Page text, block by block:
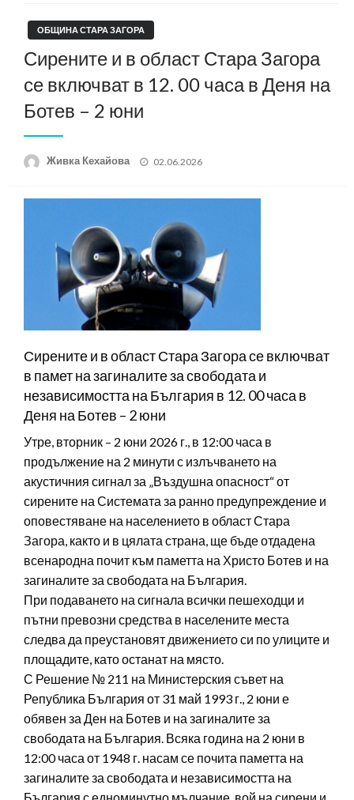
ОБЩИНА СТАРА ЗАГОРА
Сирените и в област Стара Загора
се включват в 12. 00 часа в Деня на
Ботев – 2 юни
Живка Кехайова
Posted
02.06.2026
Сирените и в област Стара Загора се включват
в памет на загиналите за свободата и
независимостта на България в 12. 00 часа в
Деня на Ботев – 2 юни
Утре, вторник – 2 юни 2026 г., в 12:00 часа в
продължение на 2 минути с излъчването на
акустичния сигнал за „Въздушна опасност“ от
сирените на Системата за ранно предупреждение и
оповестяване на населението в област Стара
Загора, както и в цялата страна, ще бъде отдадена
всенародна почит към паметта на Христо Ботев и на
загиналите за свободата на България.
При подаването на сигнала всички пешеходци и
пътни превозни средства в населените места
следва да преустановят движението си по улиците и
площадите, като останат на място.
С Решение № 211 на Министерския съвет на
Република България от 31 май 1993 г., 2 юни е
обявен за Ден на Ботев и на загиналите за
свободата на България. Всяка година на 2 юни в
12:00 часа от 1948 г. насам се почита паметта на
загиналите за свободата и независимостта на